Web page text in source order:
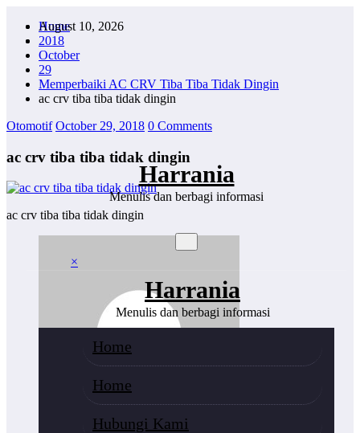
content
August 10, 2026
Harrania
Menulis dan berbagi informasi
×
Harrania
Menulis dan berbagi informasi
Home
Home
Hubungi Kami
Home
2018
October
29
Memperbaiki AC CRV Tiba Tiba Tidak Dingin
ac crv tiba tiba tidak dingin
Otomotif October 29, 2018 0 Comments
ac crv tiba tiba tidak dingin
ac crv tiba tiba tidak dingin